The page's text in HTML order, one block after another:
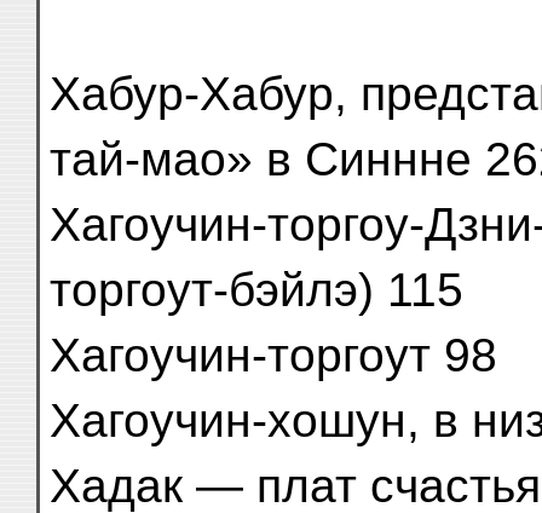
Хабур-Хабур,
тай-мао» в Синнне
Хагоучин-торгоу-
торгоут-бэйлэ) 115
Хагоучин-торгоут 98
Хагоучин-хошун, в
Хадак — плат